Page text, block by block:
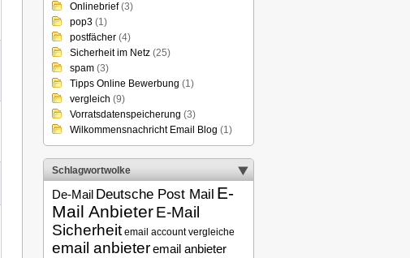
Onlinebrief(3)
pop3 (1)
postfächer (4)
Sicherheit im Netz (25)
spam (3)
Tipps Online Bewerbung (1)
vergleich (9)
Vorratsdatenspeicherung (3)
Wilkommensnachricht Email Blog (1)
Schlagwortwolke
De-Mail Deutsche Post Mail E-
Mail AnbieterE-Mail
Sicherheit email account vergleiche
email anbieteremail anbieter